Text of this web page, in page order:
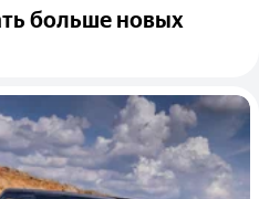
больше новых